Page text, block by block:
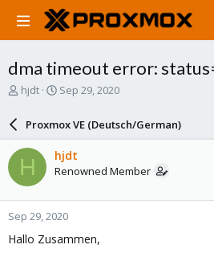
dma timeout error:
T
a
d
s
t
a
r
t
e
hjdt
S
r
d
a
e
Sep 29, 2020
Proxmox VE (Deutsch/German)
H hjdt
Renowned Member
Sep 29, 2020
Hallo Zusammen,